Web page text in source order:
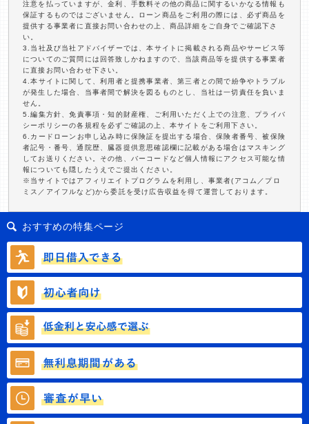
注意を払っていますが、金利、手数料その他の商品に関するいかなる情報も
保証するものではございません。ローン商品をご利用の際には、必ず商品を
提供する事業者に直接お問い合わせの上、商品詳細をご自身でご確認下さ
い。
3.当社及び当社アドバイザーでは、本サイトに掲載される商品やサービス等
についてのご質問には回答致しかねますので、当該商品等を提供する事業者
に直接お問い合わせ下さい。
4.本サイトに関して、利用者と提携事業者、第三者との間で紛争やトラブル
が発生した場合、当事者間で解決を図るものとし、当社は一切責任を負いま
せん。
5.編集方針、免責事項・知的財産権、ご利用いただく上での注意、プライバ
シーポリシーの各規程を必ずご確認の上、本サイトをご利用下さい。
6.カードローンお申し込み時に保険証を提出する場合、保険者番号、被保険
者記号・番号、通院歴、臓器提供意思確認欄に記載がある場合はマスキング
してお送りください。その他、バーコードなど個人情報にアクセス可能な情
報についても隠したうえでご提出ください。
※当サイトではアフィリエイトプログラムを利用し、事業者(アコム／プロ
ミス／アイフルなど)から委託を受け広告収益を得て運営しております。
おすすめの特集ページ